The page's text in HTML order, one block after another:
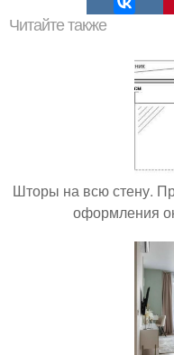
Читайте также
Шторы на всю стену.
оформления